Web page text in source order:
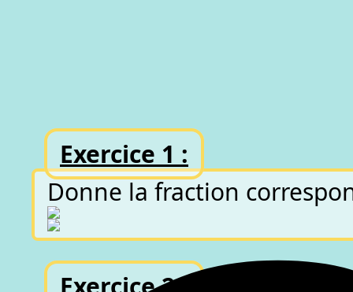
Exercice 1 :
Donne la fraction